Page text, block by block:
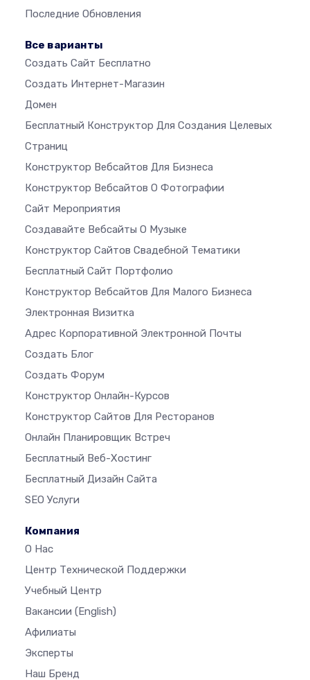
Последние Обновления
Все варианты
Создать Сайт Бесплатно
Создать Интернет-Магазин
Домен
Бесплатный Конструктор Для Создания Целевых
Страниц
Конструктор Вебсайтов Для Бизнеса
Конструктор Вебсайтов О Фотографии
Сайт Мероприятия
Создавайте Вебсайты О Музыке
Конструктор Сайтов Свадебной Тематики
Бесплатный Сайт Портфолио
Конструктор Вебсайтов Для Малого Бизнеса
Электронная Визитка
Адрес Корпоративной Электронной Почты
Создать Блог
Создать Форум
Конструктор Онлайн-Курсов
Конструктор Сайтов Для Ресторанов
Онлайн Планировщик Встреч
Бесплатный Веб-Хостинг
Бесплатный Дизайн Сайта
SEO Услуги
Компания
О Нас
Центр Технической Поддержки
Учебный Центр
Вакансии (English)
Афилиаты
Эксперты
Наш Бренд